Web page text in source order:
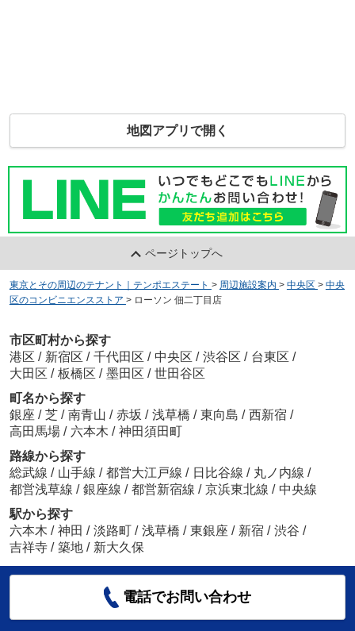
地図アプリで開く
ページトップへ
東京とその周辺のテナント｜テンポエステート > 周辺施設案内 > 中央区 > 中央
区のコンビニエンスストア > ローソン 佃二丁目店
市区町村から探す
港区 / 新宿区 / 千代田区 / 中央区 / 渋谷区 / 台東区 /
大田区 / 板橋区 / 墨田区 / 世田谷区
町名から探す
銀座 / 芝 / 南青山 / 赤坂 / 浅草橋 / 東向島 / 西新宿 /
高田馬場 / 六本木 / 神田須田町
路線から探す
総武線 / 山手線 / 都営大江戸線 / 日比谷線 / 丸ノ内線 /
都営浅草線 / 銀座線 / 都営新宿線 / 京浜東北線 / 中央線
駅から探す
六本木 / 神田 / 淡路町 / 浅草橋 / 東銀座 / 新宿 / 渋谷 /
吉祥寺 / 築地 / 新大久保
電話でお問い合わせ